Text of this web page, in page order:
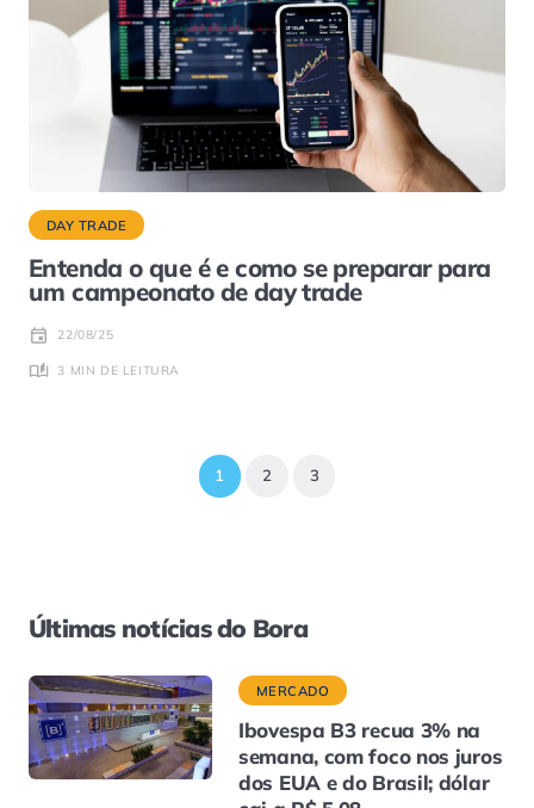
DAY TRADE
Entenda o que é e como se preparar para
um campeonato de day trade
22/08/25
3 MIN DE LEITURA
1 2 3
Últimas notícias do Bora
MERCADO
Ibovespa B3 recua 3% na
semana, com foco nos juros
dos EUA e do Brasil; dólar